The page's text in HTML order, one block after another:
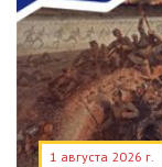
1 августа 2026 г.